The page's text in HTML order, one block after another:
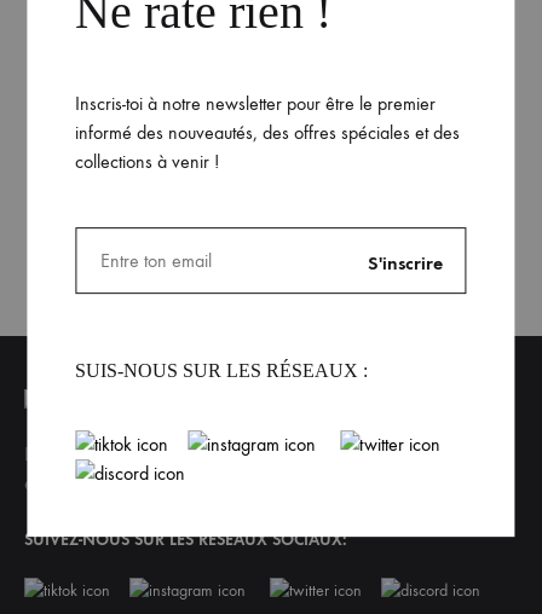
29.99€
24.99
La marque de Fr1ngue de ton streamer préféré ! Si tu souhaites
en savoir plus sur notre marque, tu devrais lire
SUIVEZ-NOUS SUR LES RÉSEAUX SOCIAUX:
Ne rate rien !
Inscris-toi à notre newsletter pour être le premier
informé des nouveautés, des offres spéciales et des
collections à venir !
SUIS-NOUS SUR LES RÉSEAUX :